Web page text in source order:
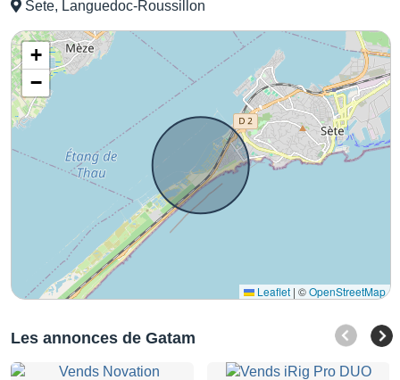
Sete, Languedoc-Roussillon
+
−
Leaflet | ©OpenStreetMap
Les annonces de Gatam